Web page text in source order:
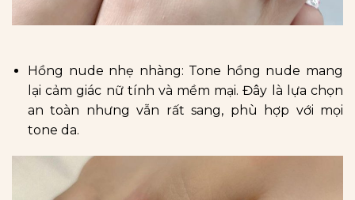
Hồng nude nhẹ nhàng: Tone hồng nude mang
lại cảm giác nữ tính và mềm mại. Đây là lựa chọn
an toàn nhưng vẫn rất sang, phù hợp với mọi
tone da.